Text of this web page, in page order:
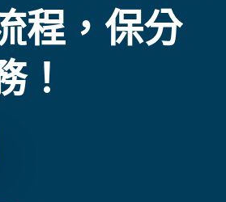
程，保分
！